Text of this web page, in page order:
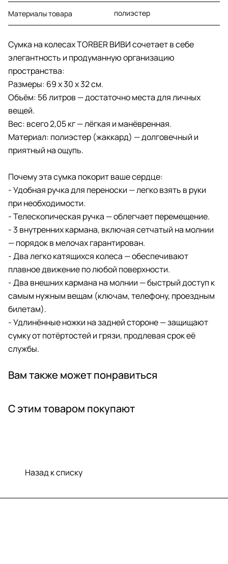
Материалы товара полиэстер
Сумка на колесах TORBER ВИВИ сочетает в себе
элегантность и продуманную организацию
пространства:
Размеры: 69 х 30 х 32 см.
Объём: 56 литров — достаточно места для личных
вещей.
Вес: всего 2,05 кг — лёгкая и манёвренная.
Материал: полиэстер (жаккард) — долговечный и
приятный на ощупь.
Почему эта сумка покорит ваше сердце:
- Удобная ручка для переноски — легко взять в руки
при необходимости.
- Телескопическая ручка — облегчает перемещение.
- 3 внутренних кармана, включая сетчатый на молнии
— порядок в мелочах гарантирован.
- Два легко катящихся колеса — обеспечивают
плавное движение по любой поверхности.
- Два внешних кармана на молнии — быстрый доступ к
самым нужным вещам (ключам, телефону, проездным
билетам).
- Удлинённые ножки на задней стороне — защищают
сумку от потёртостей и грязи, продлевая срок её
службы.
Вам также может понравиться
С этим товаром покупают
Назад к списку